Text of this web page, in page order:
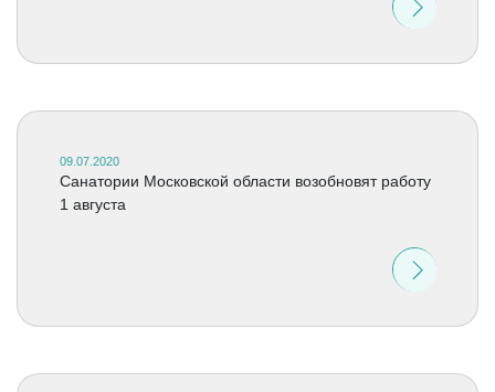
09.07.2020
Санатории Московской области возобновят работу
1 августа